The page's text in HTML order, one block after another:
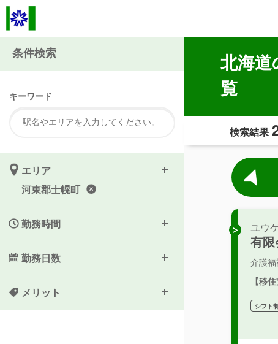
北海
覧
検索結果
ユウ
有限
介護福
【移
シフト
条件検索
キーワード
エリア
河東郡士幌町
勤務時間
勤務日数
メリット